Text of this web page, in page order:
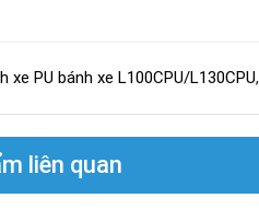
xe PU bánh xe L100CPU/L130CPU,
liên quan